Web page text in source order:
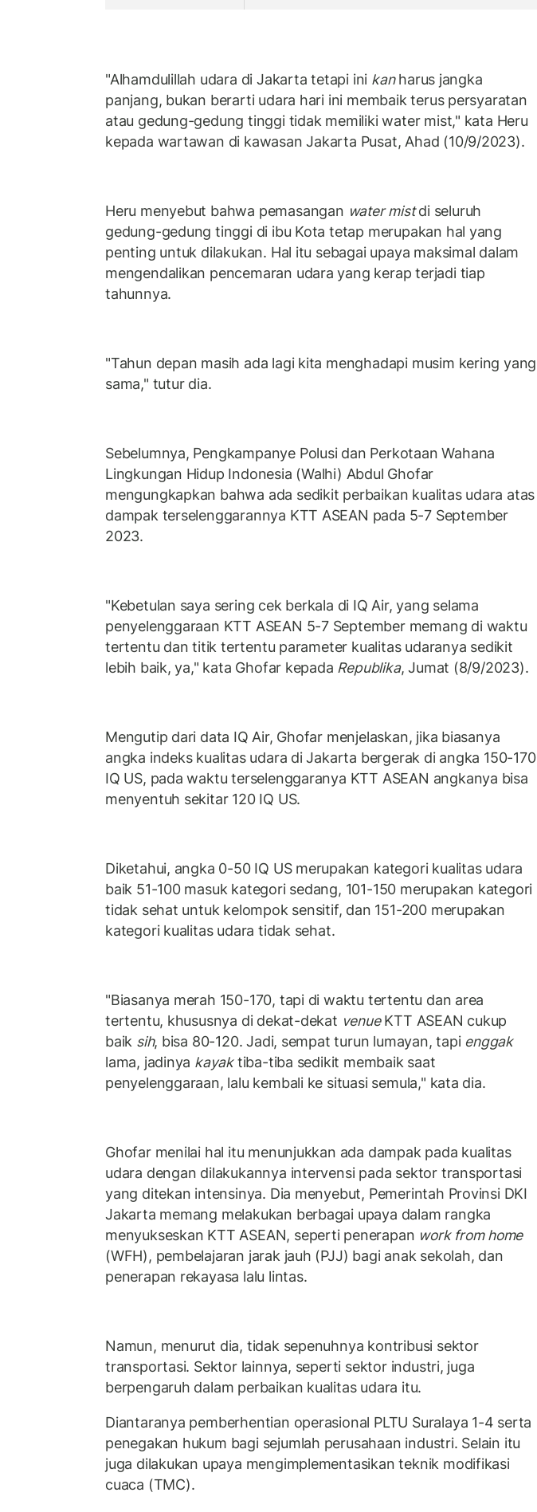
"Alhamdulillah udara di Jakarta tetapi ini kanharus jangka
panjang, bukan berarti udara hari ini membaik terus persyaratan
atau gedung-gedung tinggi tidak memiliki water mist," kata Heru
kepada wartawan di kawasan Jakarta Pusat, Ahad (10/9/2023).
Heru menyebut bahwa pemasangan water mistdi seluruh
gedung-gedung tinggi di ibu Kota tetap merupakan hal yang
penting untuk dilakukan. Hal itu sebagai upaya maksimal dalam
mengendalikan pencemaran udara yang kerap terjadi tiap
tahunnya.
"Tahun depan masih ada lagi kita menghadapi musim kering yang
sama," tutur dia.
Sebelumnya, Pengkampanye Polusi dan Perkotaan Wahana
Lingkungan Hidup Indonesia (Walhi) Abdul Ghofar
mengungkapkan bahwa ada sedikit perbaikan kualitas udara atas
dampak terselenggarannya KTT ASEAN pada 5-7 September
2023.
"Kebetulan saya sering cek berkala di IQ Air, yang selama
penyelenggaraan KTT ASEAN 5-7 September memang di waktu
tertentu dan titik tertentu parameter kualitas udaranya sedikit
lebih baik, ya," kata Ghofar kepada Republika, Jumat (8/9/2023).
Mengutip dari data IQ Air, Ghofar menjelaskan, jika biasanya
angka indeks kualitas udara di Jakarta bergerak di angka 150-170
IQ US, pada waktu terselenggaranya KTT ASEAN angkanya bisa
menyentuh sekitar 120 IQ US.
Diketahui, angka 0-50 IQ US merupakan kategori kualitas udara
baik 51-100 masuk kategori sedang, 101-150 merupakan kategori
tidak sehat untuk kelompok sensitif, dan 151-200 merupakan
kategori kualitas udara tidak sehat.
"Biasanya merah 150-170, tapi di waktu tertentu dan area
tertentu, khususnya di dekat-dekat venueKTT ASEAN cukup
baik sih, bisa 80-120. Jadi, sempat turun lumayan, tapi enggak
lama, jadinya kayaktiba-tiba sedikit membaik saat
penyelenggaraan, lalu kembali ke situasi semula," kata dia.
Ghofar menilai hal itu menunjukkan ada dampak pada kualitas
udara dengan dilakukannya intervensi pada sektor transportasi
yang ditekan intensinya. Dia menyebut, Pemerintah Provinsi DKI
Jakarta memang melakukan berbagai upaya dalam rangka
menyukseskan KTT ASEAN, seperti penerapan work from home
(WFH), pembelajaran jarak jauh (PJJ) bagi anak sekolah, dan
penerapan rekayasa lalu lintas.
Namun, menurut dia, tidak sepenuhnya kontribusi sektor
transportasi. Sektor lainnya, seperti sektor industri, juga
berpengaruh dalam perbaikan kualitas udara itu.
Diantaranya pemberhentian operasional PLTU Suralaya 1-4 serta
penegakan hukum bagi sejumlah perusahaan industri. Selain itu
juga dilakukan upaya mengimplementasikan teknik modifikasi
cuaca (TMC).